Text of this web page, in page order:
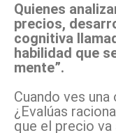
Quienes
precios,
cognitiva
habilidad que
mente”.
Cuando ves
¿Evalúas
que el precio va